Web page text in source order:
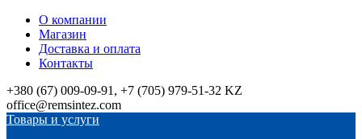
О компании
Магазин
Доставка и оплата
Контакты
+380 (67) 009-09-91, +7 (705) 979-51-32 KZ
office@remsintez.com
Товары и услуги